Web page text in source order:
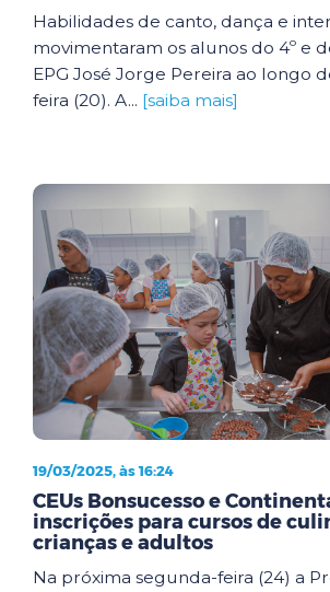
Habilidades de canto, dança e
movimentaram os alunos do 4º e
EPG José Jorge Pereira ao longo
feira (20). A... [saiba mais]
19/03/2025, às 16:24
CEUs Bonsucesso e
inscrições para cursos de
crianças e adultos
Na próxima segunda-feira (24) a